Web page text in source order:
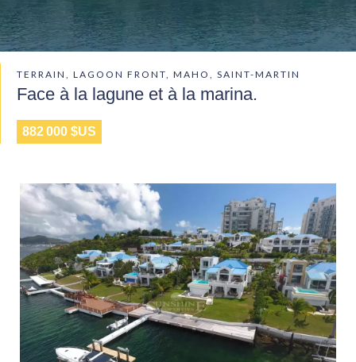
TERRAIN, LAGOON FRONT, MAHO, SAINT-MARTIN
Face à la lagune et à la marina.
882 000 $US